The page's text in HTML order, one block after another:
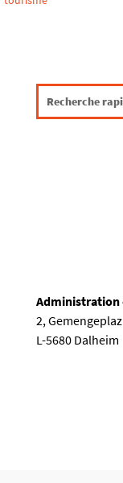
Administration
2, Gemengeplaz
L-5680 Dalheim